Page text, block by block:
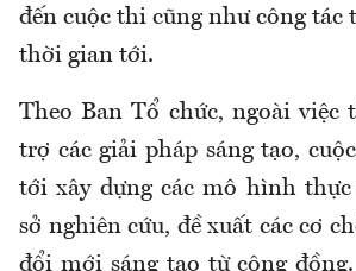
đến cuộc thi cũng như công
thời gian tới.
Theo Ban Tổ chức, ngoài việc
trợ các giải pháp sáng tạo,
tới xây dựng các mô hình
sở nghiên cứu, đề xuất các cơ
đổi mới sáng tạo từ cộng